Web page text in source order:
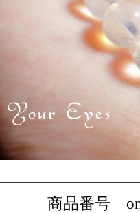
商品番号